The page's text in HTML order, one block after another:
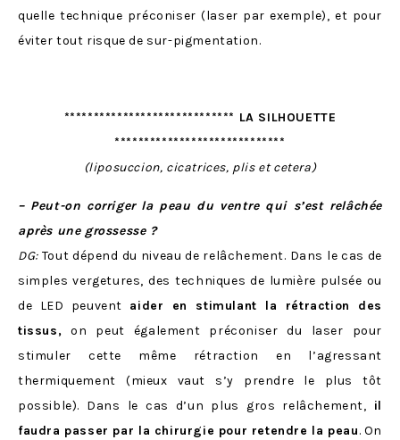
quelle technique préconiser (laser par exemple), et pour
éviter tout risque de sur-pigmentation.
***************************** LA SILHOUETTE
*****************************
(liposuccion, cicatrices, plis et cetera)
– Peut-on corriger la peau du ventre qui s’est relâchée
après une grossesse ?
DG:Tout dépend du niveau de relâchement. Dans le cas de
simples vergetures, des techniques de lumière pulsée ou
de LED peuvent aider en stimulant la rétraction des
tissus, on peut également préconiser du laser pour
stimuler cette même rétraction en l’agressant
thermiquement (mieux vaut s’y prendre le plus tôt
possible). Dans le cas d’un plus gros relâchement, il
faudra passer par la chirurgie pour retendre la peau. On